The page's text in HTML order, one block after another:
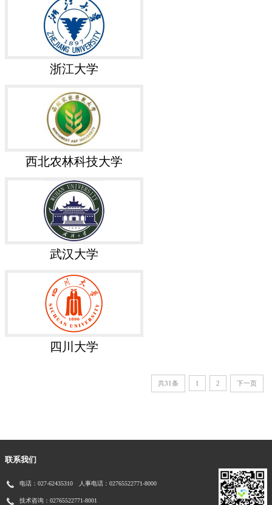
浙江大学
西北农林科技大学
武汉大学
四川大学
共31条 1 2 下一页
联系我们
电话：027-62435310 人事电话：02765522771-8000
技术咨询：02765522771-8001